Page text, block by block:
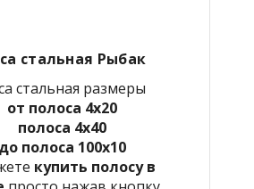
стальная Рыбак
стальная размеры
от полоса 4х20
полоса 4х40
до полоса 100х10
купить полосу в